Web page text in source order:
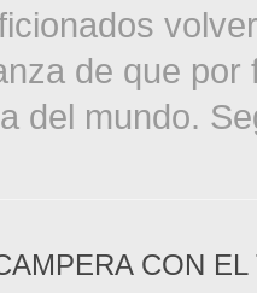
de que
del mundo.
CON